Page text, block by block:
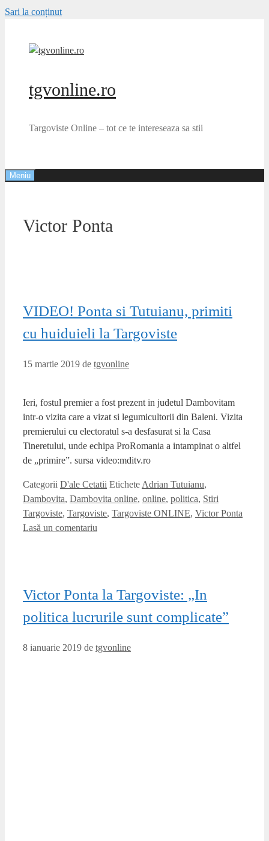
Sari la conținut
tgvonline.ro
Targoviste Online – tot ce te intereseaza sa stii
Meniu
Victor Ponta
VIDEO! Ponta si Tutuianu, primiti
cu huiduieli la Targoviste
15 martie 2019 de tgvonline
Ieri, fostul premier a fost prezent in judetul Dambovitam
intr-o vizita care a vizat si legumicultorii din Baleni. Vizita
premierului cu electoratul s-a desfasurat si la Casa
Tineretului, unde echipa ProRomania a intampinat o altfel
de „primire”. sursa video:mditv.ro
Categorii D'ale Cetatii Etichete Adrian Tutuianu,
Dambovita, Dambovita online, online, politica, Stiri
Targoviste, Targoviste, Targoviste ONLINE, Victor Ponta
Lasă un comentariu
Victor Ponta la Targoviste: „In
politica lucrurile sunt complicate”
8 ianuarie 2019 de tgvonline